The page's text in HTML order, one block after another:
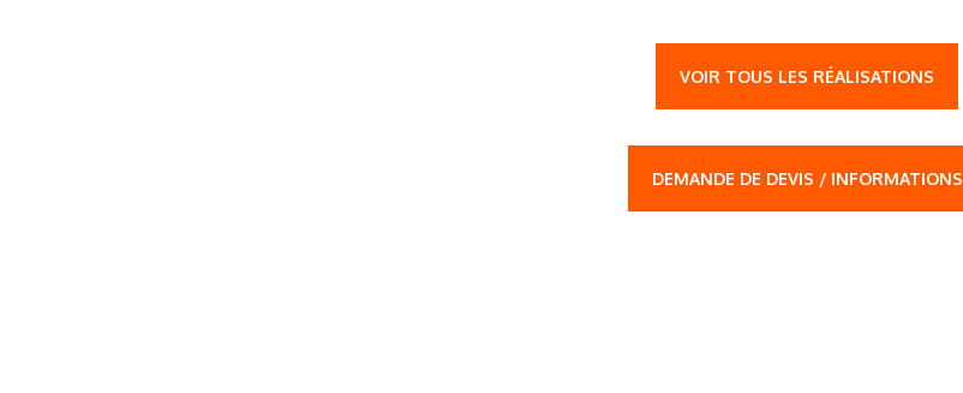
VOIR TOUS LES RÉALISATIONS
DEMANDE DE DEVIS / INFORMATIONS